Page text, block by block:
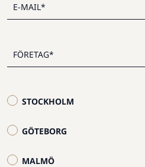
STOCKHOLM
GÖTEBORG
MALMÖ